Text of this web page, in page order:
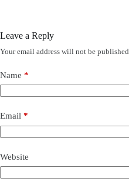
Leave a Reply
Your email address will not be published.
Name *
Email *
Website